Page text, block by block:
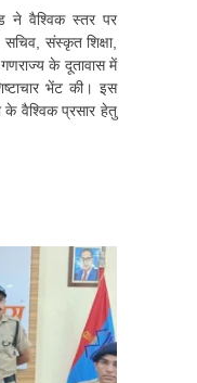
ने वैश्विक स्तर पर
संस्कृत शिक्षा,
के दूतावास में
भेंट की। इस
के वैश्विक प्रसार हेतु